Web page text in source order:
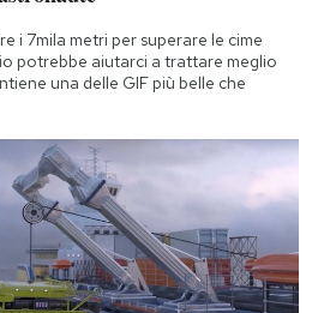
i 7mila metri per superare le cime
potrebbe aiutarci a trattare meglio
una delle GIF più belle che